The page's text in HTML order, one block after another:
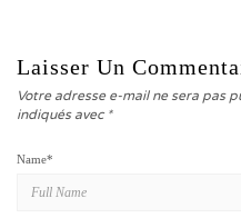
Laisser Un
Votre adresse e-mail ne sera pas
indiqués avec *
Name*